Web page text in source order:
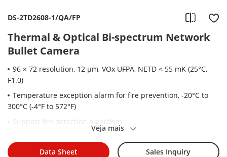
DS-2TD2608-1/QA/FP
Thermal & Optical Bi-spectrum Network
Bullet Camera
96 × 72 resolution, 12 μm, VOx UFPA, NETD < 55 mK (25°C,
F1.0)
Temperature exception alarm for fire prevention, -20°C to
300°C (-4°F to 572°F)
Image processing technology: linear, histogram, self-
Veja mais
Data Sheet Sales Inquiry